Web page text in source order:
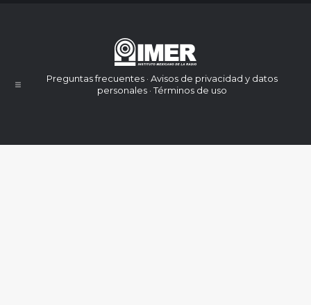
Preguntas frecuentes · Avisos de privacidad y datos
personales · Términos de uso